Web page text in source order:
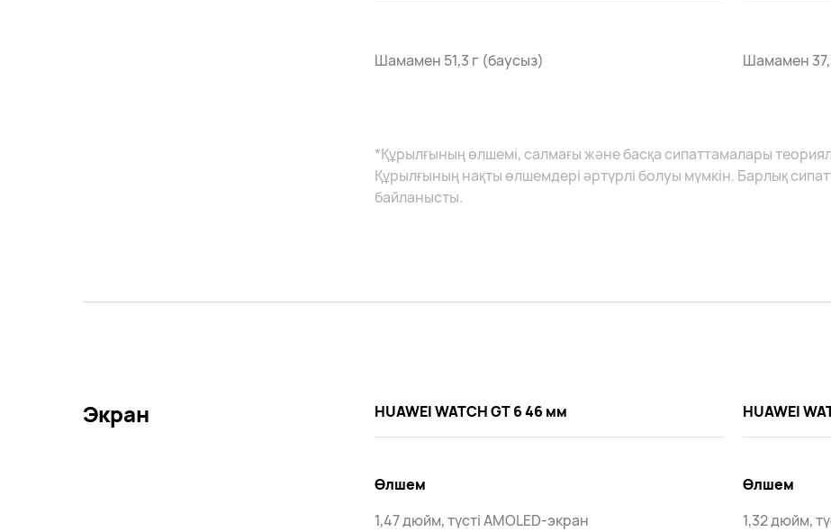
Шамамен 51,3 г (баусыз) Шамамен
*Құрылғының өлшемі, салмағы және басқа сипаттамалары
Құрылғының нақты өлшемдері әртүрлі болуы мүмкін. Барлық
байланысты.
Экран HUAWEI WATCH GT 6 46 мм
Өлшем
1,47 дюйм, түсті AMOLED-экран
HUAWEI
Өлшем
1,32 дюйм,